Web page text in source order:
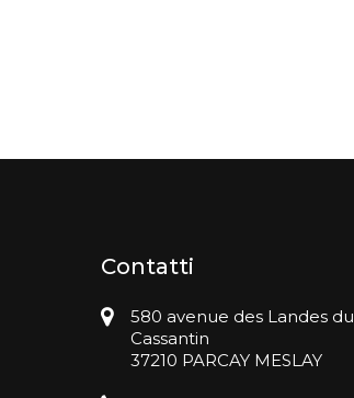
Contatti
580 avenue des Landes du
Cassantin
37210 PARCAY MESLAY